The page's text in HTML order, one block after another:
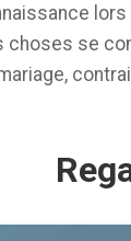
choses se